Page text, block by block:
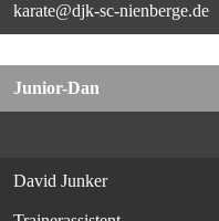
karate@djk-sc-nienberge.de
Junior-Dan
David Junker